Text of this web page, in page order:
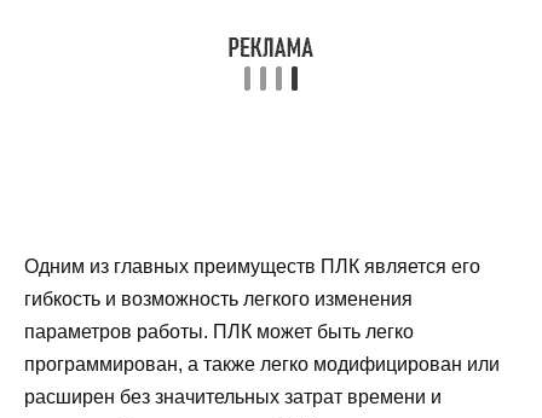
Одним из главных преимуществ ПЛК является его
гибкость и возможность легкого изменения
параметров работы. ПЛК может быть легко
программирован, а также легко модифицирован или
расширен без значительных затрат времени и